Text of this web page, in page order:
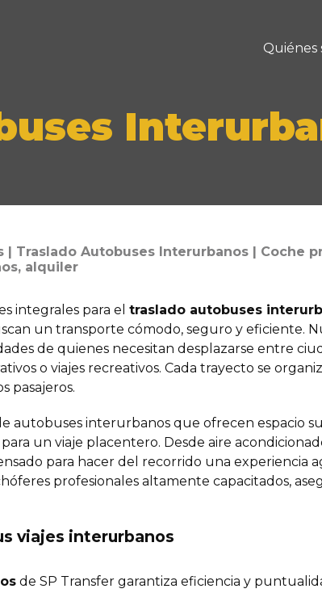
Quiénes
| Traslado Autobuses Interurbanos | Coche
alquiler
integrales para el traslado autobuses
un transporte cómodo, seguro y eficiente.
de quienes necesitan desplazarse entre
o viajes recreativos. Cada trayecto se
pasajeros.
autobuses interurbanos que ofrecen espacio
un viaje placentero. Desde aire
para hacer del recorrido una experiencia
profesionales altamente capacitados,
viajes interurbanos
de SP Transfer garantiza eficiencia y